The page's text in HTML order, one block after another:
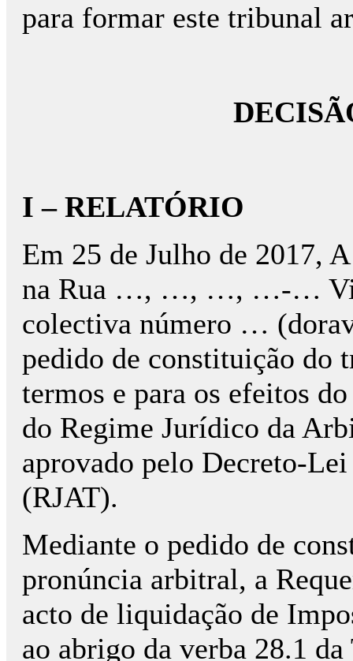
para formar este tribunal
I – RELATÓRIO
Em 25 de Julho de 2017,
na Rua …, …, …, …-… Vila
colectiva número …
pedido de constituição do
termos e para os efeitos
do Regime Jurídico da
aprovado pelo Decreto-
(RJAT).
Mediante o pedido de
pronúncia arbitral, a
acto de liquidação de
ao abrigo da verba 28.1